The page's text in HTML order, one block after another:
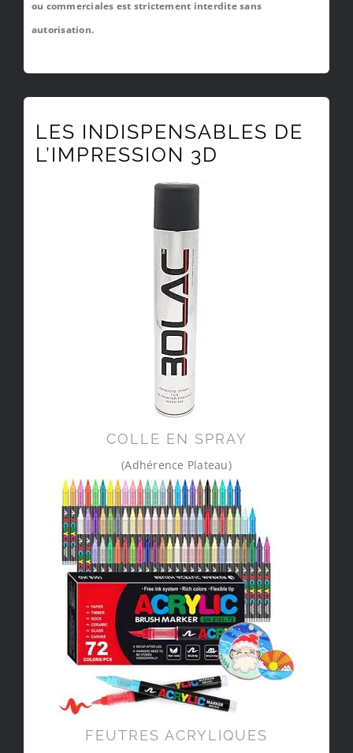
ou commerciales est strictement interdite sans
autorisation.
LES INDISPENSABLES DE
L’IMPRESSION 3D
COLLE EN SPRAY
(Adhérence Plateau)
FEUTRES ACRYLIQUES